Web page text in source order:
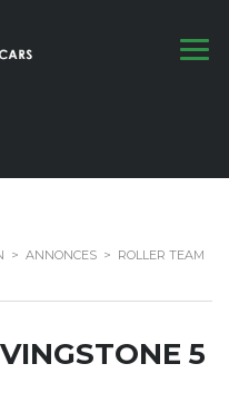
> ANNONCES > ROLLER TEAM
5